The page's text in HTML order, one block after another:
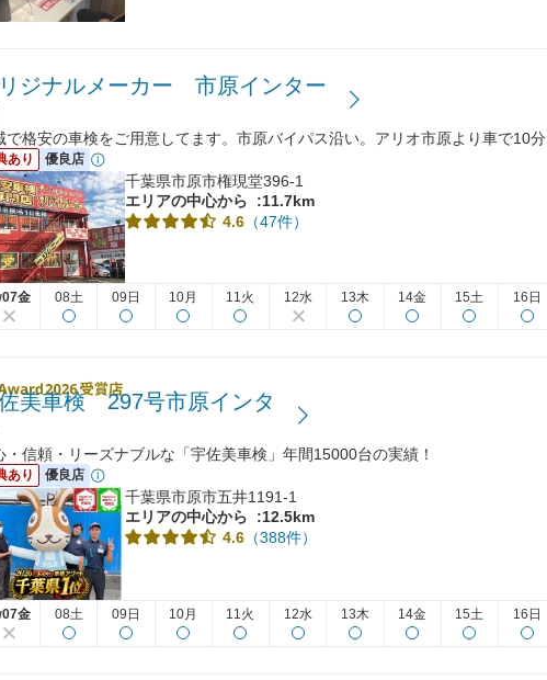
ジナルメーカー 市原インター
で格安の車検をご用意してます。市原バイパス沿い。アリオ市原より車で10分
あり 優良店
千葉県市原市権現堂396-1
エリアの中心から
:11.7km
4.6 （47件）
07金 08土 09日 10月 11火 12水 13木 14金 15土 16日
美車検 297号市原インタ
・信頼・リーズナブルな「宇佐美車検」年間15000台の実績！
あり 優良店
千葉県市原市五井1191-1
エリアの中心から
:12.5km
4.6 （388件）
07金 08土 09日 10月 11火 12水 13木 14金 15土 16日